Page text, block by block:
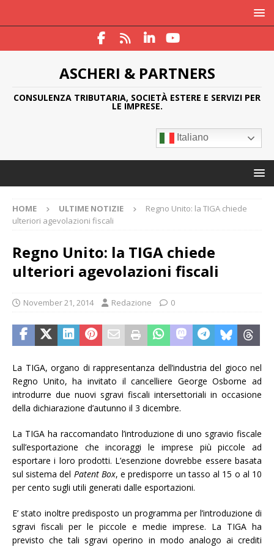
ASCHERI & PARTNERS
CONSULENZA TRIBUTARIA, SOCIETÀ ESTERE E SERVIZI PER
LE IMPRESE.
Italiano
HOME ULTIME NOTIZIE
Regno Unito: la TIGA chiede
ulteriori agevolazioni fiscali
Regno Unito: la TIGA chiede
ulteriori agevolazioni fiscali
November 21, 2014 Redazione 0
La TIGA, organo di rappresentanza dell’industria del gioco nel
Regno Unito, ha invitato il cancelliere George Osborne ad
introdurre due nuovi sgravi fiscali intersettoriali in occasione
della dichiarazione d’autunno il 3 dicembre.
La TIGA ha raccomandato l’introduzione di uno sgravio fiscale
sull’esportazione che incoraggi le imprese più piccole ad
esportare i loro prodotti. L’esenzione dovrebbe essere basata
sul sistema del Patent Box, e predisporre un tasso al 15 o al 10
per cento sugli utili generati dalle esportazioni.
E’ stato inoltre predisposto un programma per l’introduzione di
sgravi fiscali per le piccole e medie imprese. La TIGA ha
previsto che tali sgravi operino in modo analogo ai crediti